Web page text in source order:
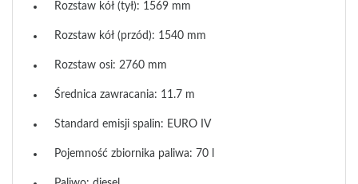
Rozstaw kół (tył): 1569 mm
Rozstaw kół (przód): 1540 mm
Rozstaw osi: 2760 mm
Średnica zawracania: 11.7 m
Standard emisji spalin: EURO IV
Pojemność zbiornika paliwa: 70 l